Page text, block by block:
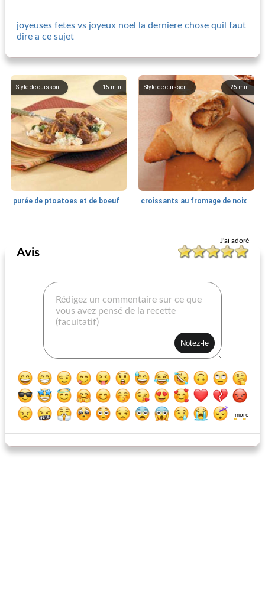
joyeuses fetes vs joyeux noel la derniere chose quil faut
dire a ce sujet
15 min
Style de cuisson
purée de ptoatoes et de boeuf
25 min
Style de cuisson
croissants au fromage de noix
clubs de salade de poulet lasagne au tofu
J'ai adoré
Avis
more